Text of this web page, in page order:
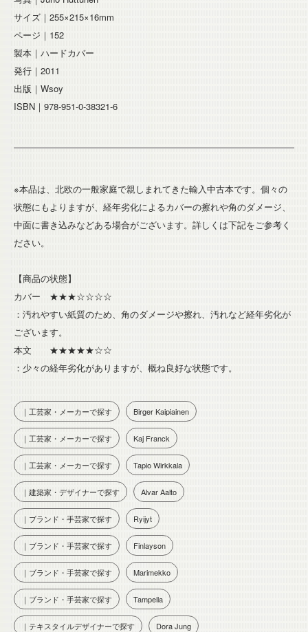
サイズ｜255×215×16mm
ページ｜152
製本｜ハードカバー
発行｜2011
出版｜Wsoy
ISBN｜978-951-0-38321-6
※本品は、北欧の一般家庭で親しまれてきた輸入中古本です。個々の
状態にもよりますが、経年劣化によるカバーの擦れや角のダメージ、
中面に書き込みなどある場合がございます。詳しくは下記をご参考く
ださい。
【商品の状態】
カバー ★★★☆☆☆☆
：汚れやすい紙質のため、角のダメージや擦れ、汚れなど経年劣化が
ございます。
本文 ★★★★★☆☆
：少々の経年劣化がありますが、概ね良好な状態です。
｜工芸家・メーカーで探す Birger Kaipiainen
｜工芸家・メーカーで探す Kaj Franck
｜工芸家・メーカーで探す Tapio Wirkkala
｜建築家・デザイナーで探す Alvar Aalto
｜ブランド・手芸家で探す Ryijyt
｜ブランド・手芸家で探す Finlayson
｜ブランド・手芸家で探す Marimekko
｜ブランド・手芸家で探す Tampella
｜テキスタイルデザイナーで探す Dora Jung